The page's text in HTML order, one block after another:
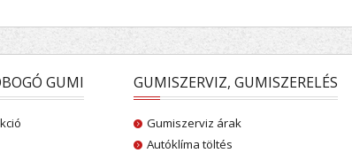
GUMI GUMISZERVIZ, GUMISZERELÉS
Gumiszerviz árak
Autóklíma töltés